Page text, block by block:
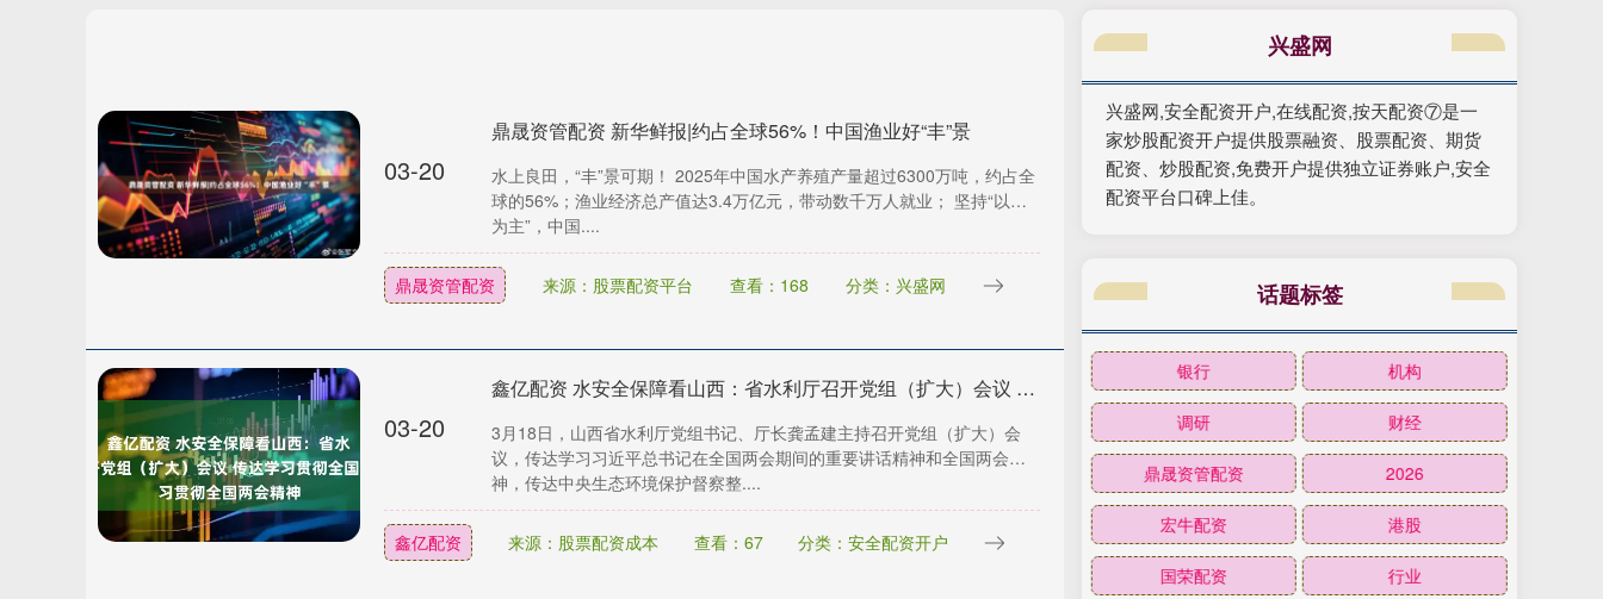
03-20
鼎晟资管配资 新华鲜报|约占全球56%！中国渔业好“丰”景
水上良田，“丰”景可期！ 2025年中国水产养殖产量超过6300万吨，约占全
球的56%；渔业经济总产值达3.4万亿元，带动数千万人就业； 坚持“以养
为主”，中国....
鼎晟资管配资 来源：股票配资平台 查看：168 分类：兴盛网
03-20
鑫亿配资 水安全保障看山西：省水利厅召开党组（扩大）会议 传达学习贯彻全国两会精神
3月18日，山西省水利厅党组书记、厅长龚孟建主持召开党组（扩大）会
议，传达学习习近平总书记在全国两会期间的重要讲话精神和全国两会精
神，传达中央生态环境保护督察整....
鑫亿配资 来源：股票配资成本 查看：67 分类：安全配资开户
兴盛网
兴盛网,安全配资开户,在线配资,按天配资⑦是一
家炒股配资开户提供股票融资、股票配资、期货
配资、炒股配资,免费开户提供独立证券账户,安全
配资平台口碑上佳。
话题标签
银行 机构
调研 财经
鼎晟资管配资 2026
宏牛配资 港股
国荣配资 行业